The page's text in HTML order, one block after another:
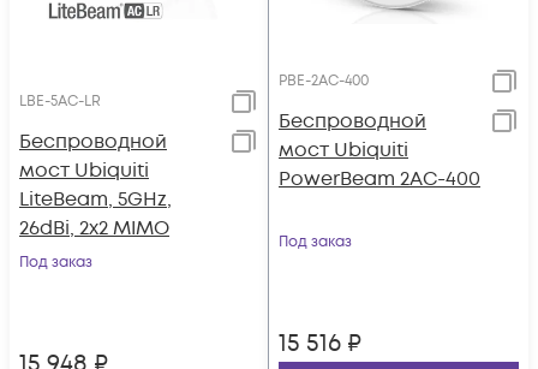
LBE-5AC-LR
Беспроводной
мост Ubiquiti
LiteBeam, 5GHz,
26dBi, 2x2 MIMO
Под заказ
PBE-2AC-400
Беспроводной
мост Ubiquiti
PowerBeam 2AC-400
Под заказ
15 516 ₽